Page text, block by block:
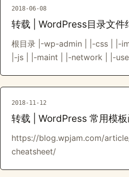
2018-06-08
转载 | WordPress目录文件
根目录 |-wp-admin | |-css | |-
|-js | |-maint | |-network | |-
2018-11-12
转载 | WordPress 常用模
https://blog.wpjam.com/
cheatsheet/